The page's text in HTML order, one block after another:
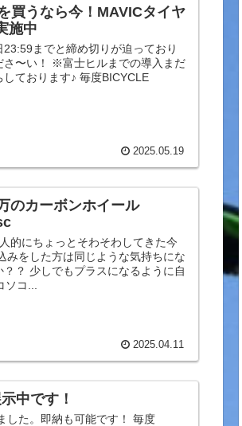
買うなら今！MAVICタイヤ
施中
までと締め切りが迫っており
さ〜い！ ※富士ヒルまでの導入まだ
ております♪ 毎度BICYCLE
2025.05.19
のカーボンホイール
的にちょっとそわそわしてきた今
をした方は同じような気持ちにな
？ 少しでもプラスになるように自
コ...
2025.04.11
中です！
た。即納も可能です！ 毎度